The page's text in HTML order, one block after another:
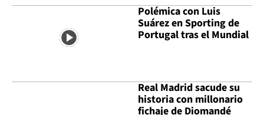
Polémica con Luis
Suárez en Sporting de
Portugal tras el Mundial
Real Madrid sacude su
historia con millonario
fichaje de Diomandé